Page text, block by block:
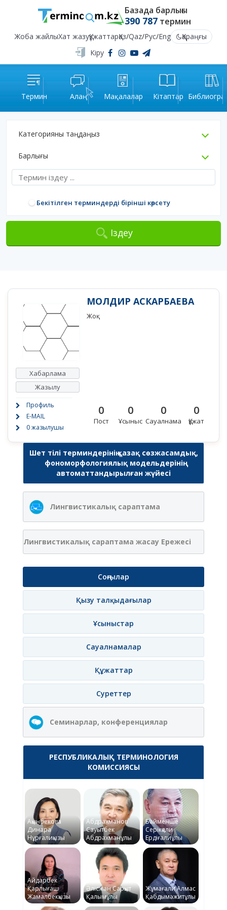
Базада барлығы
390 787термин
Жоба жайлыХат жазуҚұжаттарҚаз/Qaz/Рус/Eng
Қараңғы
Кіру
Термин Алаң Мақалалар Кітаптар
Категорияны таңдаңыз
Барлығы
Бекітілген терминдерді бірінші көрсету
Іздеу
Хабарлама
Жазылу
Профиль
E-MAIL
0 жазылушы
МОЛДИР АСКАРБАЕВА
Жоқ
0
Пост
0
Ұсыныс
0
Сауалнама
0
Құжат
Шет тілі терминдерінің қазақ сөзжасамдық,
фономорфологиялық модельдерінің
автоматтандырылған жүйесі
Лингвистикалық сараптама
Лингвистикалық сараптама жасау Ережесі
Соңғылар
Қызу талқыдағылар
Ұсыныстар
Сауалнамалар
Құжаттар
Суреттер
Семинарлар, конференциялар
РЕСПУБЛИКАЛЫҚ ТЕРМИНОЛОГИЯ
КОМИССИЯСЫ
Ақынбекова
Динара
Нұрғалиқызы
Абдрахманов
Сауытбек
Абдрахманұлы
Байменше
Серікқали
Ердіғалиұлы
Айдарбек
Қарлығаш
Жамалбекқызы
Әлісжан Сарқыт
Қалымұлы
Жұмағали Алмас
Қабдымәжитұлы